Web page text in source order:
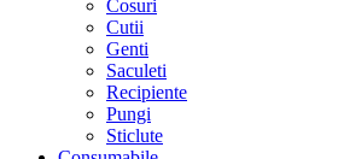
Cosuri
Cutii
Genti
Saculeti
Recipiente
Pungi
Sticlute